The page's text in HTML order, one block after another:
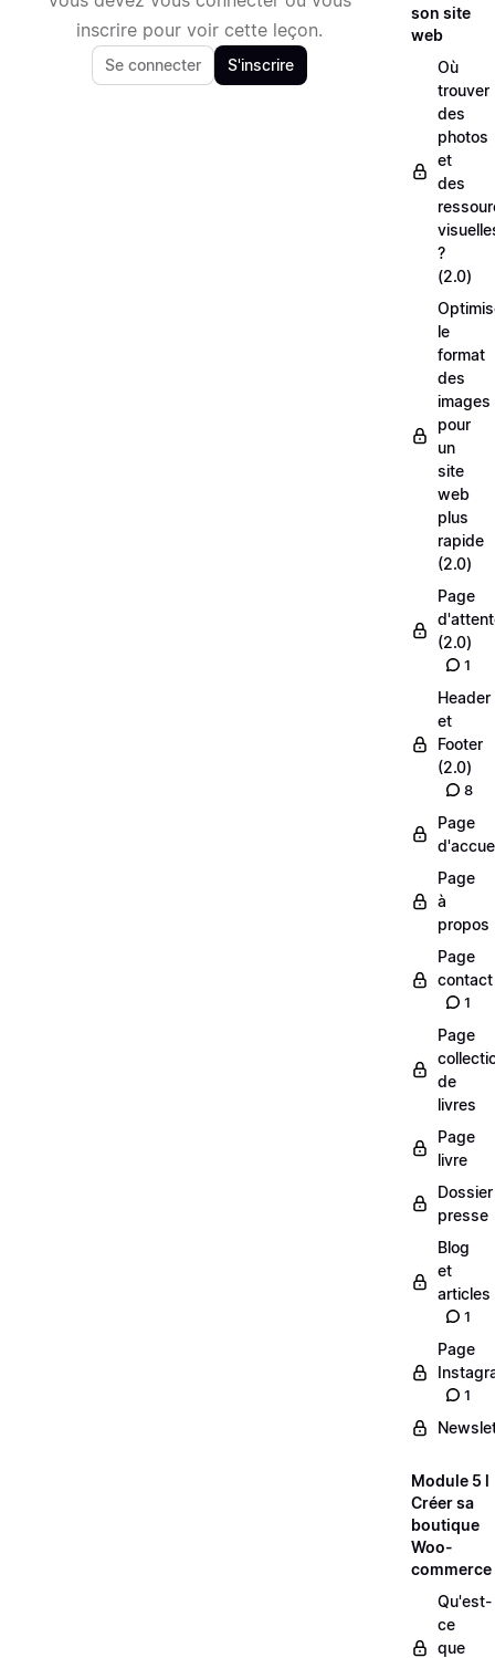
inscrire pour voir cette leçon.
Se connecter S'inscrire
son site
web
Où
trouver
des
photos
et
des
?
(2.0)
le
format
des
images
pour
un
site
web
plus
rapide
(2.0)
Page
(2.0)
1
Header
et
Footer
(2.0)
8
Page
Page
à
propos
Page
contact
1
Page
de
livres
Page
livre
Dossier
presse
Blog
et
articles
1
Page
1
Module 5 l
Créer sa
boutique
Woo-
commerce
Qu'est-
ce
que